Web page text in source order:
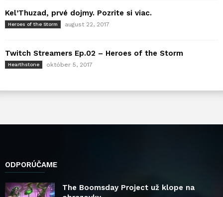
Kel’Thuzad, prvé dojmy. Pozrite si viac.
Heroes of the Storm august 22, 2017
Twitch Streamers Ep.02 – Heroes of the Storm
Hearthstone október 5, 2017
ODPORÚČAME
The Boomsday Project už klope na